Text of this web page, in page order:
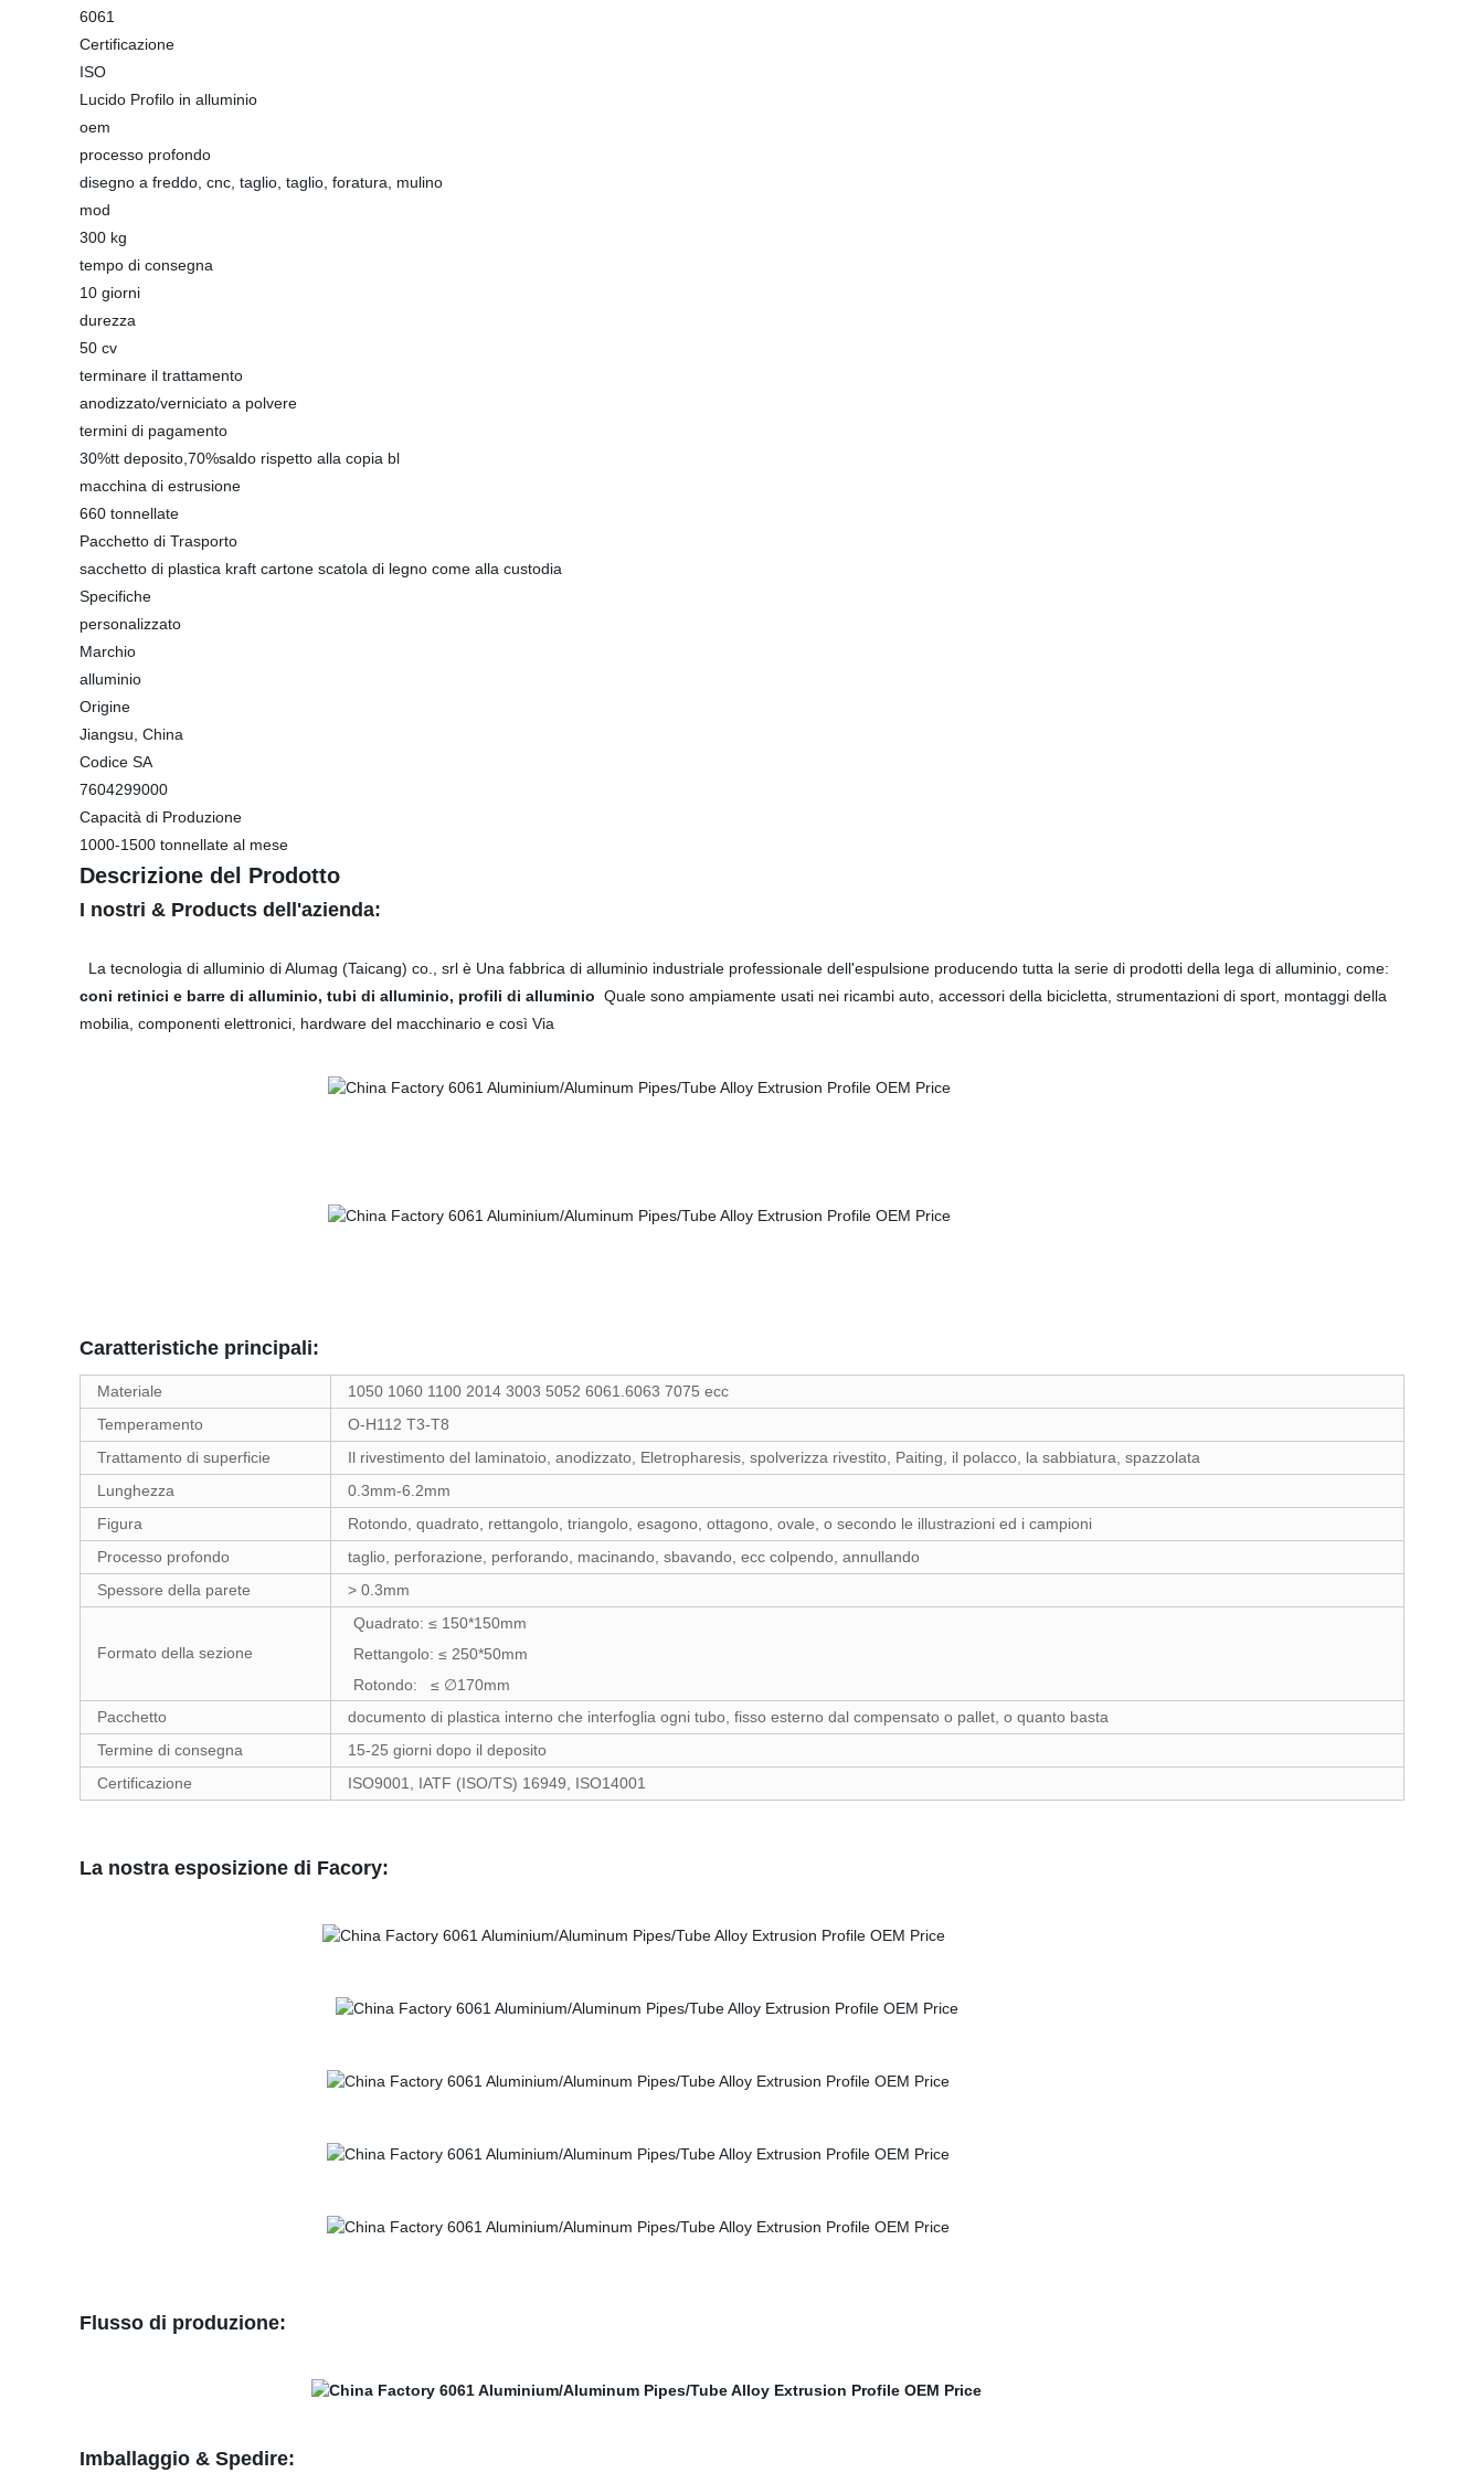
6061
Certificazione
ISO
Lucido Profilo in alluminio
oem
processo profondo
disegno a freddo, cnc, taglio, taglio, foratura, mulino
mod
300 kg
tempo di consegna
10 giorni
durezza
50 cv
terminare il trattamento
anodizzato/verniciato a polvere
termini di pagamento
30%tt deposito,70%saldo rispetto alla copia bl
macchina di estrusione
660 tonnellate
Pacchetto di Trasporto
sacchetto di plastica kraft cartone scatola di legno come alla custodia
Specifiche
personalizzato
Marchio
alluminio
Origine
Jiangsu, China
Codice SA
7604299000
Capacità di Produzione
1000-1500 tonnellate al mese
Descrizione del Prodotto
I nostri & Products dell'azienda:
La tecnologia di alluminio di Alumag (Taicang) co., srl è Una fabbrica di alluminio industriale professionale dell'espulsione producendo tutta la serie di prodotti della lega di alluminio, come:
coni retinici e barre di alluminio, tubi di alluminio, profili di alluminio Quale sono ampiamente usati nei ricambi auto, accessori della bicicletta, strumentazioni di sport, montaggi della
mobilia, componenti elettronici, hardware del macchinario e così Via
Caratteristiche principali:
Materiale
1050 1060 1100 2014 3003 5052 6061.6063 7075 ecc
Temperamento
O-H112 T3-T8
Trattamento di superficie
Il rivestimento del laminatoio, anodizzato, Eletropharesis, spolverizza rivestito, Paiting, il polacco, la sabbiatura, spazzolata
Lunghezza
0.3mm-6.2mm
Figura
Rotondo, quadrato, rettangolo, triangolo, esagono, ottagono, ovale, o secondo le illustrazioni ed i campioni
Processo profondo
taglio, perforazione, perforando, macinando, sbavando, ecc colpendo, annullando
Spessore della parete
> 0.3mm
Formato della sezione
Quadrato: ≤ 150*150mm
Rettangolo: ≤ 250*50mm
Rotondo: ≤ ∅170mm
Pacchetto
documento di plastica interno che interfoglia ogni tubo, fisso esterno dal compensato o pallet, o quanto basta
Termine di consegna
15-25 giorni dopo il deposito
Certificazione
ISO9001, IATF (ISO/TS) 16949, ISO14001
La nostra esposizione di Facory:
Flusso di produzione:
Imballaggio & Spedire: